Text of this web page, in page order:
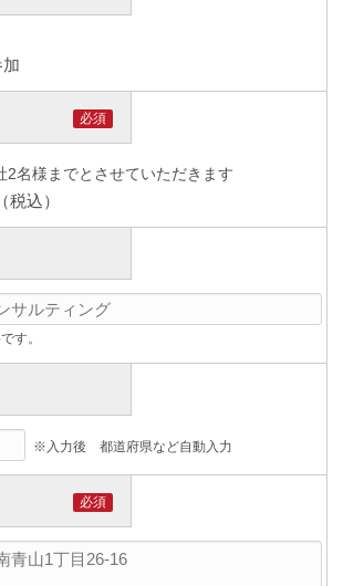
必須
2名様までとさせていただきます
税込）
す。
※入力後 都道府県など自動入力
必須